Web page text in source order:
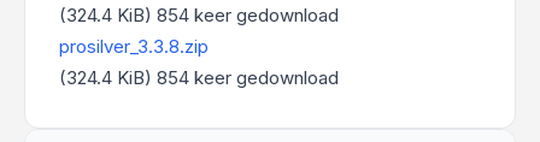
(324.4 KiB) 854 keer gedownload
prosilver_3.3.8.zip
(324.4 KiB) 854 keer gedownload